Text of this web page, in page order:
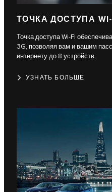
ТОЧКА ДОСТУПА
Точка доступа Wi-Fi
3G, позволяя вам и вашим
интернету до 8 устройств.
УЗНАТЬ БОЛЬШЕ